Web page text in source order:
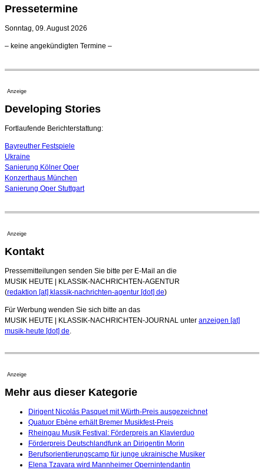
Kammerorchester Heilbronn: Chefdirigent Risto Joost
verlängert bis 2030
Ensemblemitglieder
Dirigent Nicolás Pasquet mit Würth-Preis der
Jeunesses Musicales ausgezeichnet
07. August 2026 - 13:20 Uhr
Pressetermine
Sonntag, 09. August 2026
– keine angekündigten Termine –
Anzeige
Developing Stories
Fortlaufende Berichterstattung:
Bayreuther Festspiele
Ukraine
Sanierung Kölner Oper
Konzerthaus München
Sanierung Oper Stuttgart
Anzeige
Kontakt
Pressemitteilungen senden Sie bitte per E-Mail an die
MUSIK HEUTE | KLASSIK-NACHRICHTEN-AGENTUR
(redaktion [at] klassik-nachrichten-agentur [dot] de)
Für Werbung wenden Sie sich bitte an das
MUSIK HEUTE | KLASSIK-NACHRICHTEN-JOURNAL unter anzeigen [at]
musik-heute [dot] de
Anzeige
Mehr aus dieser Kategorie
Dirigent Nicolás Pasquet mit Würth-Preis ausgezeichnet
Quatuor Ebène erhält Bremer Musikfest-Preis
Rheingau Musik Festival: Förderpreis an Klavierduo
Förderpreis Deutschlandfunk an Dirigentin Morin
Berufsorientierungscamp für junge ukrainische Musiker
Elena Tzavara wird Mannheimer Opernintendantin